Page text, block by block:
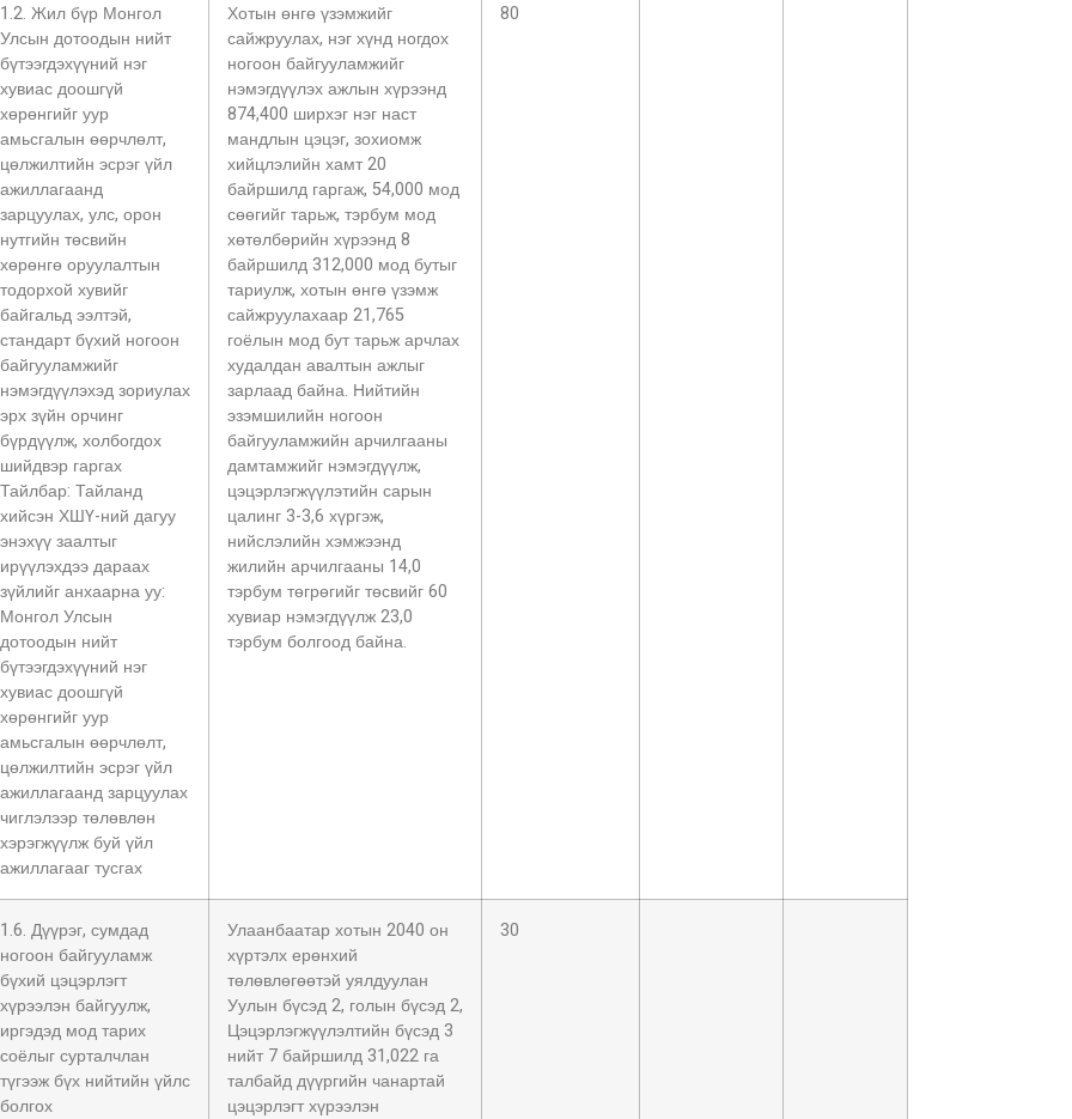
1.2. Жил бүр Монгол
Улсын дотоодын нийт
бүтээгдэхүүний нэг
хувиас доошгүй
хөрөнгийг уур
амьсгалын өөрчлөлт,
цөлжилтийн эсрэг үйл
ажиллагаанд
зарцуулах, улс, орон
нутгийн төсвийн
хөрөнгө оруулалтын
тодорхой хувийг
байгальд ээлтэй,
стандарт бүхий ногоон
байгууламжийг
нэмэгдүүлэхэд зориулах
эрх зүйн орчинг
бүрдүүлж, холбогдох
шийдвэр гаргах
Тайлбар: Тайланд
хийсэн ХШҮ-ний дагуу
энэхүү заалтыг
ирүүлэхдээ дараах
зүйлийг анхаарна уу:
Монгол Улсын
дотоодын нийт
бүтээгдэхүүний нэг
хувиас доошгүй
хөрөнгийг уур
амьсгалын өөрчлөлт,
цөлжилтийн эсрэг үйл
ажиллагаанд зарцуулах
чиглэлээр төлөвлөн
хэрэгжүүлж буй үйл
ажиллагааг тусгах
Хотын өнгө үзэмжийг
сайжруулах, нэг хүнд ногдох
ногоон байгууламжийг
нэмэгдүүлэх ажлын хүрээнд
874,400 ширхэг нэг наст
мандлын цэцэг, зохиомж
хийцлэлийн хамт 20
байршилд гаргаж, 54,000 мод
сөөгийг тарьж, тэрбум мод
хөтөлбөрийн хүрээнд 8
байршилд 312,000 мод бутыг
тариулж, хотын өнгө үзэмж
сайжруулахаар 21,765
гоёлын мод бут тарьж арчлах
худалдан авалтын ажлыг
зарлаад байна. Нийтийн
эзэмшилийн ногоон
байгууламжийн арчилгааны
дамтамжийг нэмэгдүүлж,
цэцэрлэгжүүлэтийн сарын
цалинг 3-3,6 хүргэж,
нийслэлийн хэмжээнд
жилийн арчилгааны 14,0
тэрбум төгрөгийг төсвийг 60
хувиар нэмэгдүүлж 23,0
тэрбум болгоод байна.
80
1.6. Дүүрэг, сумдад
ногоон байгууламж
бүхий цэцэрлэгт
хүрээлэн байгуулж,
иргэдэд мод тарих
соёлыг сурталчлан
түгээж бүх нийтийн үйлс
болгох
Улаанбаатар хотын 2040 он
хүртэлх ерөнхий
төлөвлөгөөтэй уялдуулан
Уулын бүсэд 2, голын бүсэд 2,
Цэцэрлэгжүүлэлтийн бүсэд 3
нийт 7 байршилд 31,022 га
талбайд дүүргийн чанартай
цэцэрлэгт хүрээлэн
30